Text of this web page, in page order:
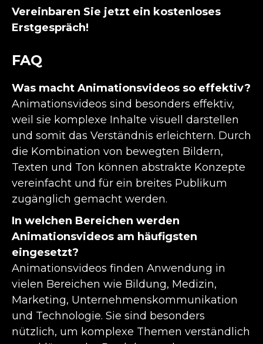
Vereinbaren Sie jetzt ein kostenloses
Erstgespräch!
FAQ
Was macht Animationsvideos so effektiv?
Animationsvideos sind besonders effektiv,
weil sie komplexe Inhalte visuell darstellen
und somit das Verständnis erleichtern. Durch
die Kombination von bewegten Bildern,
Texten und Ton können abstrakte Konzepte
vereinfacht und für ein breites Publikum
zugänglich gemacht werden.
In welchen Bereichen werden
Animationsvideos am häufigsten
eingesetzt?
Animationsvideos finden Anwendung in
vielen Bereichen wie Bildung, Medizin,
Marketing, Unternehmenskommunikation
und Technologie. Sie sind besonders
nützlich, um komplexe Themen verständlich